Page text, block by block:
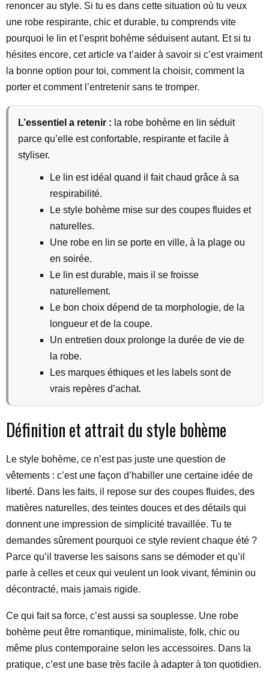
renoncer au style. Si tu es dans cette situation où tu veux
une robe respirante, chic et durable, tu comprends vite
pourquoi le lin et l’esprit bohème séduisent autant. Et si tu
hésites encore, cet article va t’aider à savoir si c’est vraiment
la bonne option pour toi, comment la choisir, comment la
porter et comment l’entretenir sans te tromper.
L’essentiel a retenir : la robe bohème en lin séduit
parce qu’elle est confortable, respirante et facile à
styliser.
Le lin est idéal quand il fait chaud grâce à sa
respirabilité.
Le style bohème mise sur des coupes fluides et
naturelles.
Une robe en lin se porte en ville, à la plage ou
en soirée.
Le lin est durable, mais il se froisse
naturellement.
Le bon choix dépend de ta morphologie, de la
longueur et de la coupe.
Un entretien doux prolonge la durée de vie de
la robe.
Les marques éthiques et les labels sont de
vrais repères d’achat.
Définition et attrait du style bohème
Le style bohème, ce n’est pas juste une question de
vêtements : c’est une façon d’habiller une certaine idée de
liberté. Dans les faits, il repose sur des coupes fluides, des
matières naturelles, des teintes douces et des détails qui
donnent une impression de simplicité travaillée. Tu te
demandes sûrement pourquoi ce style revient chaque été ?
Parce qu’il traverse les saisons sans se démoder et qu’il
parle à celles et ceux qui veulent un look vivant, féminin ou
décontracté, mais jamais rigide.
Ce qui fait sa force, c’est aussi sa souplesse. Une robe
bohème peut être romantique, minimaliste, folk, chic ou
même plus contemporaine selon les accessoires. Dans la
pratique, c’est une base très facile à adapter à ton quotidien.